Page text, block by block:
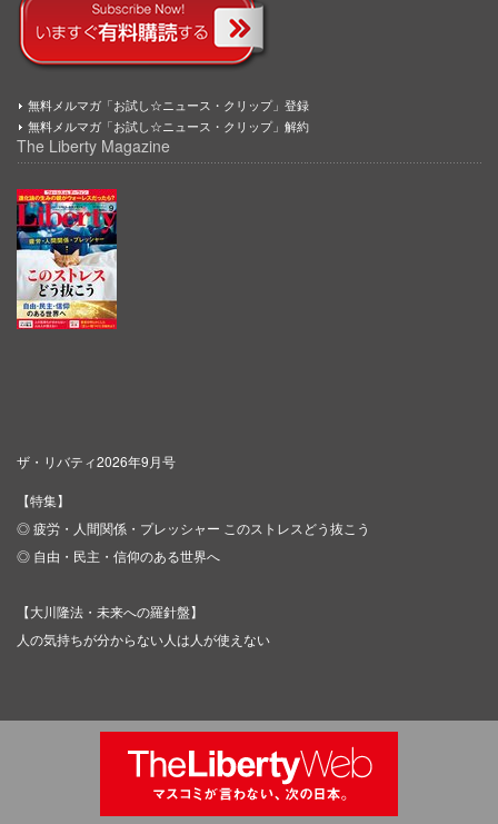
無料メルマガ「お試し☆ニュース・クリップ」登録
無料メルマガ「お試し☆ニュース・クリップ」解約
The Liberty Magazine
ザ・リバティ2026年9月号
【特集】
◎ 疲労・人間関係・プレッシャー このストレスどう抜こう
◎ 自由・民主・信仰のある世界へ
【大川隆法・未来への羅針盤】
人の気持ちが分からない人は人が使えない